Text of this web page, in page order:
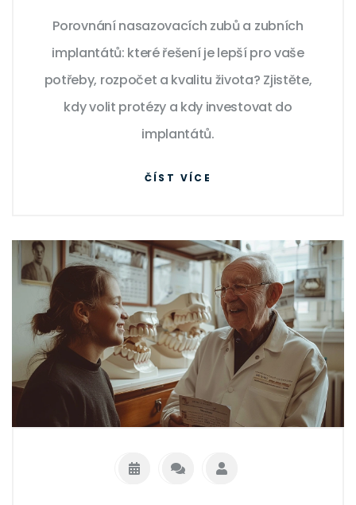
Porovnání nasazovacích zubů a zubních
implantátů: které řešení je lepší pro vaše
potřeby, rozpočet a kvalitu života? Zjistěte,
kdy volit protézy a kdy investovat do
implantátů.
ČÍST VÍCE